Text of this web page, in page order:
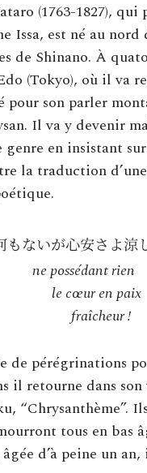
(1763-1827), qui
Issa, est né au nord
de Shinano. À
(Tokyo), où il va
pour son parler
Il va y devenir
en insistant
la traduction
ne possédant rien
le cœur en paix
fraîcheur !
de pérégrinations
il retourne dans
“Chrysanthème”.
tous en bas
d’à peine un